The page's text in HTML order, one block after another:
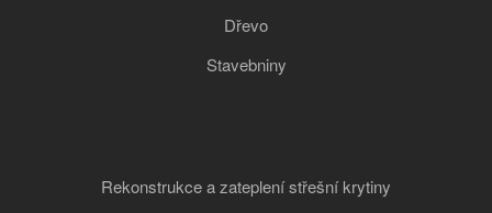
Dřevo
Stavebniny
Rekonstrukce a zateplení střešní krytiny